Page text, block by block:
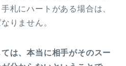
札にハートがある場合は、
りません。
は、本当に相手がそのスー